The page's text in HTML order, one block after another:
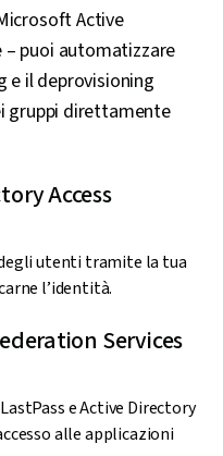
Active
– puoi automatizzare
e il deprovisioning
gruppi direttamente
Access
utenti tramite la tua
l’identità.
Services
e Active Directory
alle applicazioni